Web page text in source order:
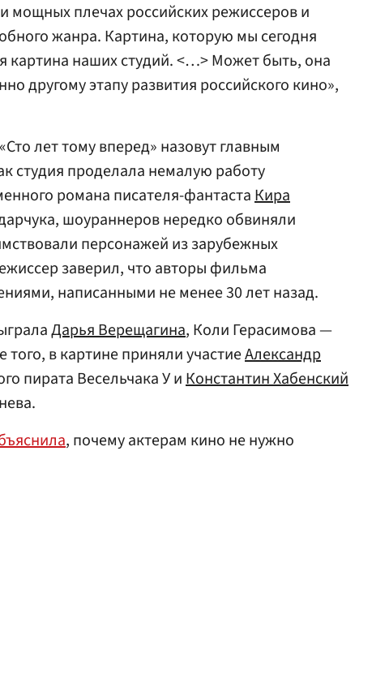
мощных плечах российских режиссеров и
жанра. Картина, которую мы сегодня
картина наших студий. <…> Может быть, она
другому этапу развития российского кино»,
лет тому вперед» назовут главным
студия проделала немалую работу
романа писателя-фантастаКира
шоураннеров нередко обвиняли
персонажей из зарубежных
заверил, что авторы фильма
написанными не менее 30 лет назад.
Дарья Верещагина, Коли Герасимова —
того, в картине приняли участиеАлександр
пирата Весельчака У иКонстантин Хабенский
, почему актерам кино не нужно